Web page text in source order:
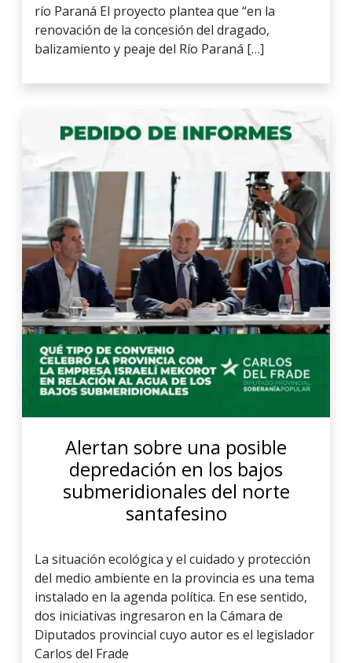
río Paraná El proyecto plantea que “en la
renovación de la concesión del dragado,
balizamiento y peaje del Río Paraná […]
Alertan sobre una posible
depredación en los bajos
submeridionales del norte
santafesino
La situación ecológica y el cuidado y protección
del medio ambiente en la provincia es una tema
instalado en la agenda política. En ese sentido,
dos iniciativas ingresaron en la Cámara de
Diputados provincial cuyo autor es el legislador
Carlos del Frade